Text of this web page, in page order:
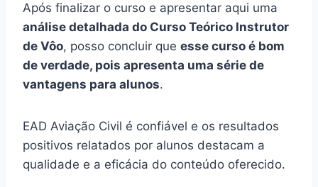
Após finalizar o curso e apresentar aqui uma
análise detalhada do Curso Teórico Instrutor
de Vôo, posso concluir que esse curso é bom
de verdade, pois apresenta uma série de
vantagens para alunos.
EAD Aviação Civil é confiável e os resultados
positivos relatados por alunos destacam a
qualidade e a eficácia do conteúdo oferecido.